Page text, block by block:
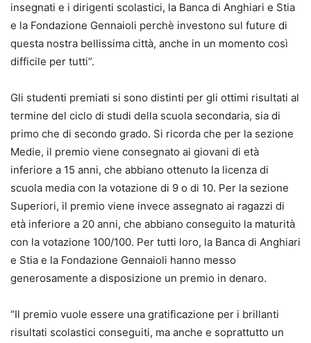
insegnati e i dirigenti scolastici, la Banca di Anghiari e Stia
e la Fondazione Gennaioli perchè investono sul future di
questa nostra bellissima città, anche in un momento così
difficile per tutti”.
Gli studenti premiati si sono distinti per gli ottimi risultati al
termine del ciclo di studi della scuola secondaria, sia di
primo che di secondo grado. Si ricorda che per la sezione
Medie, il premio viene consegnato ai giovani di età
inferiore a 15 anni, che abbiano ottenuto la licenza di
scuola media con la votazione di 9 o di 10. Per la sezione
Superiori, il premio viene invece assegnato ai ragazzi di
età inferiore a 20 anni, che abbiano conseguito la maturità
con la votazione 100/100. Per tutti loro, la Banca di Anghiari
e Stia e la Fondazione Gennaioli hanno messo
generosamente a disposizione un premio in denaro.
“Il premio vuole essere una gratificazione per i brillanti
risultati scolastici conseguiti, ma anche e soprattutto un